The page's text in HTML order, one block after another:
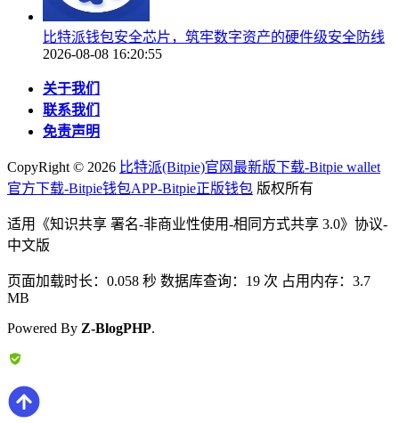
比特派钱包安全芯片，筑牢数字资产的硬件级安全防线
2026-08-08 16:20:55
关于我们
联系我们
免责声明
CopyRight © 2026 比特派(Bitpie)官网最新版下载-Bitpie wallet
官方下载-Bitpie钱包APP-Bitpie正版钱包 版权所有
适用《知识共享 署名-非商业性使用-相同方式共享 3.0》协议-
中文版
页面加载时长：0.058 秒 数据库查询：19 次 占用内存：3.7
MB
Powered By Z-BlogPHP.